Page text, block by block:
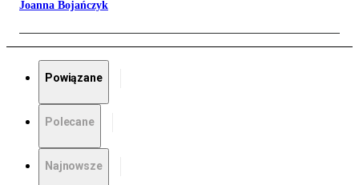
Joanna Bojańczyk
Powiązane
Polecane
Najnowsze